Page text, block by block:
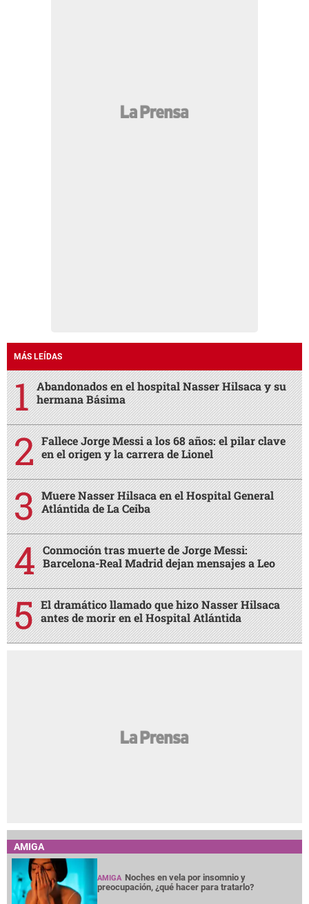
MÁS LEÍDAS
Abandonados en el hospital Nasser Hilsaca y su
hermana Básima
Fallece Jorge Messi a los 68 años: el pilar clave
en el origen y la carrera de Lionel
Muere Nasser Hilsaca en el Hospital General
Atlántida de La Ceiba
Conmoción tras muerte de Jorge Messi:
Barcelona-Real Madrid dejan mensajes a Leo
El dramático llamado que hizo Nasser Hilsaca
antes de morir en el Hospital Atlántida
AMIGA
AMIGA Noches en vela por insomnio y
preocupación, ¿qué hacer para tratarlo?